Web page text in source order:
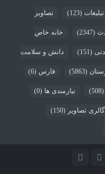
تبلیغات (123) تصاویر
(2347) خانه خاص
(151) دانش و سلامت
(5863) فارس (6)
(508) نیازمندی ها (0)
گالری تصاویر (150)